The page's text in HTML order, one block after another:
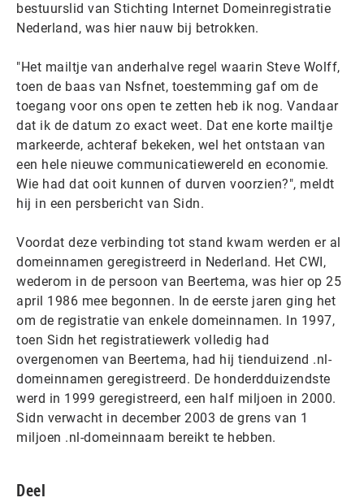
bestuurslid van Stichting Internet Domeinregistratie
Nederland, was hier nauw bij betrokken.
"Het mailtje van anderhalve regel waarin Steve Wolff,
toen de baas van Nsfnet, toestemming gaf om de
toegang voor ons open te zetten heb ik nog. Vandaar
dat ik de datum zo exact weet. Dat ene korte mailtje
markeerde, achteraf bekeken, wel het ontstaan van
een hele nieuwe communicatiewereld en economie.
Wie had dat ooit kunnen of durven voorzien?", meldt
hij in een persbericht van Sidn.
Voordat deze verbinding tot stand kwam werden er al
domeinnamen geregistreerd in Nederland. Het CWI,
wederom in de persoon van Beertema, was hier op 25
april 1986 mee begonnen. In de eerste jaren ging het
om de registratie van enkele domeinnamen. In 1997,
toen Sidn het registratiewerk volledig had
overgenomen van Beertema, had hij tienduizend .nl-
domeinnamen geregistreerd. De honderdduizendste
werd in 1999 geregistreerd, een half miljoen in 2000.
Sidn verwacht in december 2003 de grens van 1
miljoen .nl-domeinnaam bereikt te hebben.
Deel